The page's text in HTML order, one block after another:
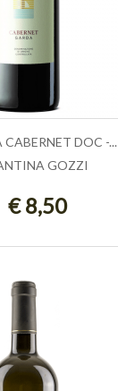
AL CARRELLO
CABERNET DOC -...
GOZZI
€ 8,50